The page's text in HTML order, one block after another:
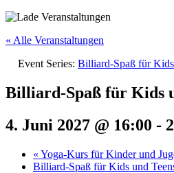
« Alle Veranstaltungen
Event Series: Billiard-Spaß für
Billiard-Spaß für Kids
4. Juni 2027 @ 16:00 -
« Yoga-Kurs für Kinder und
Billiard-Spaß für Kids und